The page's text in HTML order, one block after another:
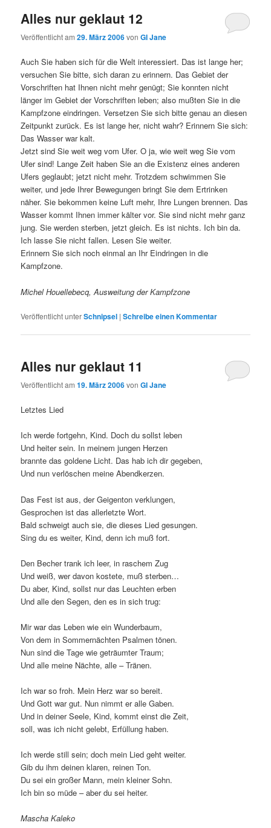
Alles nur geklaut 12
Veröffentlicht am29. März 2006vonGI Jane
Auch Sie haben sich für die Welt interessiert. Das ist lange her;
versuchen Sie bitte, sich daran zu erinnern. Das Gebiet der
Vorschriften hat Ihnen nicht mehr genügt; Sie konnten nicht
länger im Gebiet der Vorschriften leben; also mußten Sie in die
Kampfzone eindringen. Versetzen Sie sich bitte genau an diesen
Zeitpunkt zurück. Es ist lange her, nicht wahr? Erinnern Sie sich:
Das Wasser war kalt.
Jetzt sind Sie weit weg vom Ufer. O ja, wie weit weg Sie vom
Ufer sind! Lange Zeit haben Sie an die Existenz eines anderen
Ufers geglaubt; jetzt nicht mehr. Trotzdem schwimmen Sie
weiter, und jede Ihrer Bewegungen bringt Sie dem Ertrinken
näher. Sie bekommen keine Luft mehr, Ihre Lungen brennen. Das
Wasser kommt Ihnen immer kälter vor. Sie sind nicht mehr ganz
jung. Sie werden sterben, jetzt gleich. Es ist nichts. Ich bin da.
Ich lasse Sie nicht fallen. Lesen Sie weiter.
Erinnern Sie sich noch einmal an Ihr Eindringen in die
Kampfzone.
Michel Houellebecq, Ausweitung der Kampfzone
Veröffentlicht unterSchnipsel |Schreibe einen Kommentar
Alles nur geklaut 11
Veröffentlicht am19. März 2006vonGI Jane
Letztes Lied
Ich werde fortgehn, Kind. Doch du sollst leben
Und heiter sein. In meinem jungen Herzen
brannte das goldene Licht. Das hab ich dir gegeben,
Und nun verlöschen meine Abendkerzen.
Das Fest ist aus, der Geigenton verklungen,
Gesprochen ist das allerletzte Wort.
Bald schweigt auch sie, die dieses Lied gesungen.
Sing du es weiter, Kind, denn ich muß fort.
Den Becher trank ich leer, in raschem Zug
Und weiß, wer davon kostete, muß sterben…
Du aber, Kind, sollst nur das Leuchten erben
Und alle den Segen, den es in sich trug:
Mir war das Leben wie ein Wunderbaum,
Von dem in Sommernächten Psalmen tönen.
Nun sind die Tage wie geträumter Traum;
Und alle meine Nächte, alle – Tränen.
Ich war so froh. Mein Herz war so bereit.
Und Gott war gut. Nun nimmt er alle Gaben.
Und in deiner Seele, Kind, kommt einst die Zeit,
soll, was ich nicht gelebt, Erfüllung haben.
Ich werde still sein; doch mein Lied geht weiter.
Gib du ihm deinen klaren, reinen Ton.
Du sei ein großer Mann, mein kleiner Sohn.
Ich bin so müde – aber du sei heiter.
Mascha Kaleko